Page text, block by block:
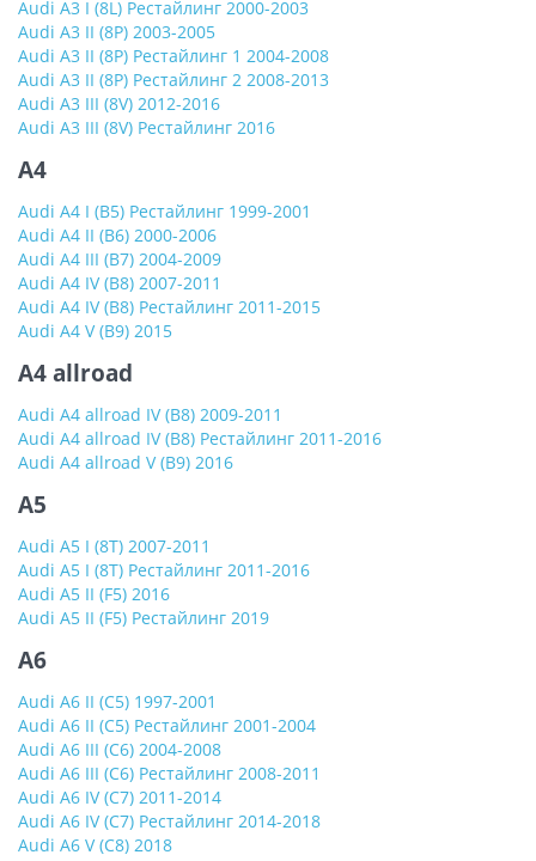
Audi A3 I (8L) Рестайлинг 2000-2003
Audi A3 II (8P) 2003-2005
Audi A3 II (8P) Рестайлинг 1 2004-2008
Audi A3 II (8P) Рестайлинг 2 2008-2013
Audi A3 III (8V) 2012-2016
Audi A3 III (8V) Рестайлинг 2016
A4
Audi A4 I (B5) Рестайлинг 1999-2001
Audi A4 II (B6) 2000-2006
Audi A4 III (B7) 2004-2009
Audi A4 IV (B8) 2007-2011
Audi A4 IV (B8) Рестайлинг 2011-2015
Audi A4 V (B9) 2015
A4 allroad
Audi A4 allroad IV (B8) 2009-2011
Audi A4 allroad IV (B8) Рестайлинг 2011-2016
Audi A4 allroad V (B9) 2016
A5
Audi A5 I (8T) 2007-2011
Audi A5 I (8T) Рестайлинг 2011-2016
Audi A5 II (F5) 2016
Audi A5 II (F5) Рестайлинг 2019
A6
Audi A6 II (C5) 1997-2001
Audi A6 II (C5) Рестайлинг 2001-2004
Audi A6 III (C6) 2004-2008
Audi A6 III (C6) Рестайлинг 2008-2011
Audi A6 IV (C7) 2011-2014
Audi A6 IV (C7) Рестайлинг 2014-2018
Audi A6 V (C8) 2018